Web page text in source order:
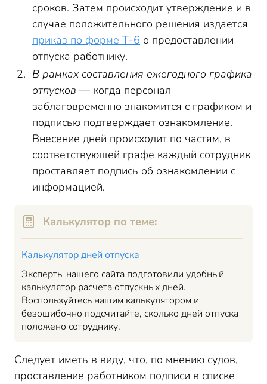
сроков. Затем происходит утверждение и в
случае положительного решения издается
приказ по форме Т-6 о предоставлении
отпуска работнику.
В рамках составления ежегодного графика
отпусков — когда персонал
заблаговременно знакомится с графиком и
подписью подтверждает ознакомление.
Внесение дней происходит по частям, в
соответствующей графе каждый сотрудник
проставляет подпись об ознакомлении с
информацией.
Калькулятор по теме:
Калькулятор дней отпуска
Эксперты нашего сайта подготовили удобный
калькулятор расчета отпускных дней.
Воспользуйтесь нашим калькулятором и
безошибочно подсчитайте, сколько дней отпуска
положено сотруднику.
Следует иметь в виду, что, по мнению судов,
проставление работником подписи в списке